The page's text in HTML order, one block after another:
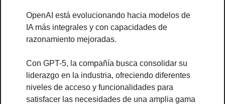
OpenAI está evolucionando hacia modelos de
IA más integrales y con capacidades de
razonamiento mejoradas.
Con GPT-5, la compañía busca consolidar su
liderazgo en la industria, ofreciendo diferentes
niveles de acceso y funcionalidades para
satisfacer las necesidades de una amplia gama